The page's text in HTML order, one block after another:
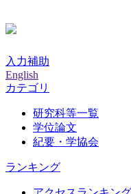
入力補助
English
カテゴリ
研究科等一覧
学位論文
紀要・学協会
ランキング